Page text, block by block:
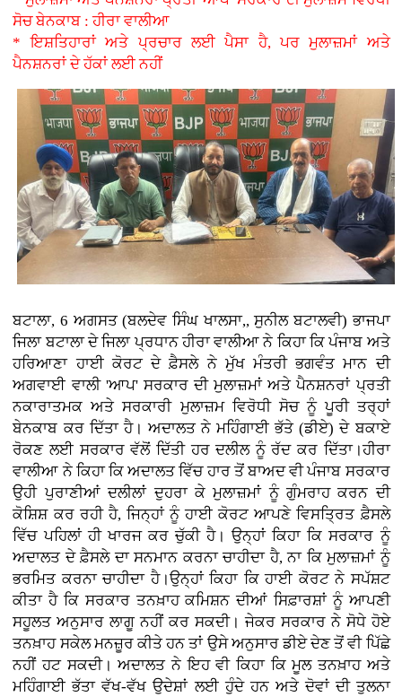
ਸੋਚ ਬੇਨਕਾਬ : ਹੀਰਾ ਵਾਲੀਆ
* ਇਸ਼ਤਿਹਾਰਾਂ ਅਤੇ ਪ੍ਰਚਾਰ ਲਈ ਪੈਸਾ ਹੈ, ਪਰ ਮੁਲਾਜ਼ਮਾਂ ਅਤੇ
ਪੈਨਸ਼ਨਰਾਂ ਦੇ ਹੱਕਾਂ ਲਈ ਨਹੀਂ
ਬਟਾਲਾ, 6 ਅਗਸਤ (ਬਲਦੇਵ ਸਿੰਘ ਖਾਲਸਾ,, ਸੁਨੀਲ ਬਟਾਲਵੀ) ਭਾਜਪਾ
ਜਿਲਾ ਬਟਾਲਾ ਦੇ ਜਿਲਾ ਪ੍ਰਧਾਨ ਹੀਰਾ ਵਾਲੀਆ ਨੇ ਕਿਹਾ ਕਿ ਪੰਜਾਬ ਅਤੇ
ਹਰਿਆਣਾ ਹਾਈ ਕੋਰਟ ਦੇ ਫ਼ੈਸਲੇ ਨੇ ਮੁੱਖ ਮੰਤਰੀ ਭਗਵੰਤ ਮਾਨ ਦੀ
ਅਗਵਾਈ ਵਾਲੀ 'ਆਪ' ਸਰਕਾਰ ਦੀ ਮੁਲਾਜ਼ਮਾਂ ਅਤੇ ਪੈਨਸ਼ਨਰਾਂ ਪ੍ਰਤੀ
ਨਕਾਰਾਤਮਕ ਅਤੇ ਸਰਕਾਰੀ ਮੁਲਾਜ਼ਮ ਵਿਰੋਧੀ ਸੋਚ ਨੂੰ ਪੂਰੀ ਤਰ੍ਹਾਂ
ਬੇਨਕਾਬ ਕਰ ਦਿੱਤਾ ਹੈ। ਅਦਾਲਤ ਨੇ ਮਹਿੰਗਾਈ ਭੱਤੇ (ਡੀਏ) ਦੇ ਬਕਾਏ
ਰੋਕਣ ਲਈ ਸਰਕਾਰ ਵੱਲੋਂ ਦਿੱਤੀ ਹਰ ਦਲੀਲ ਨੂੰ ਰੱਦ ਕਰ ਦਿੱਤਾ।ਹੀਰਾ
ਵਾਲੀਆ ਨੇ ਕਿਹਾ ਕਿ ਅਦਾਲਤ ਵਿੱਚ ਹਾਰ ਤੋਂ ਬਾਅਦ ਵੀ ਪੰਜਾਬ ਸਰਕਾਰ
ਉਹੀ ਪੁਰਾਣੀਆਂ ਦਲੀਲਾਂ ਦੁਹਰਾ ਕੇ ਮੁਲਾਜ਼ਮਾਂ ਨੂੰ ਗੁੰਮਰਾਹ ਕਰਨ ਦੀ
ਕੋਸ਼ਿਸ਼ ਕਰ ਰਹੀ ਹੈ, ਜਿਨ੍ਹਾਂ ਨੂੰ ਹਾਈ ਕੋਰਟ ਆਪਣੇ ਵਿਸਤ੍ਰਿਤ ਫ਼ੈਸਲੇ
ਵਿੱਚ ਪਹਿਲਾਂ ਹੀ ਖਾਰਜ ਕਰ ਚੁੱਕੀ ਹੈ। ਉਨ੍ਹਾਂ ਕਿਹਾ ਕਿ ਸਰਕਾਰ ਨੂੰ
ਅਦਾਲਤ ਦੇ ਫ਼ੈਸਲੇ ਦਾ ਸਨਮਾਨ ਕਰਨਾ ਚਾਹੀਦਾ ਹੈ, ਨਾ ਕਿ ਮੁਲਾਜ਼ਮਾਂ ਨੂੰ
ਭਰਮਿਤ ਕਰਨਾ ਚਾਹੀਦਾ ਹੈ।ਉਨ੍ਹਾਂ ਕਿਹਾ ਕਿ ਹਾਈ ਕੋਰਟ ਨੇ ਸਪੱਸ਼ਟ
ਕੀਤਾ ਹੈ ਕਿ ਸਰਕਾਰ ਤਨਖ਼ਾਹ ਕਮਿਸ਼ਨ ਦੀਆਂ ਸਿਫ਼ਾਰਸ਼ਾਂ ਨੂੰ ਆਪਣੀ
ਸਹੂਲਤ ਅਨੁਸਾਰ ਲਾਗੂ ਨਹੀਂ ਕਰ ਸਕਦੀ। ਜੇਕਰ ਸਰਕਾਰ ਨੇ ਸੋਧੇ ਹੋਏ
ਤਨਖ਼ਾਹ ਸਕੇਲ ਮਨਜ਼ੂਰ ਕੀਤੇ ਹਨ ਤਾਂ ਉਸੇ ਅਨੁਸਾਰ ਡੀਏ ਦੇਣ ਤੋਂ ਵੀ ਪਿੱਛੇ
ਨਹੀਂ ਹਟ ਸਕਦੀ। ਅਦਾਲਤ ਨੇ ਇਹ ਵੀ ਕਿਹਾ ਕਿ ਮੂਲ ਤਨਖ਼ਾਹ ਅਤੇ
ਮਹਿੰਗਾਈ ਭੱਤਾ ਵੱਖ-ਵੱਖ ਉਦੇਸ਼ਾਂ ਲਈ ਹੁੰਦੇ ਹਨ ਅਤੇ ਦੋਵਾਂ ਦੀ ਤੁਲਨਾ